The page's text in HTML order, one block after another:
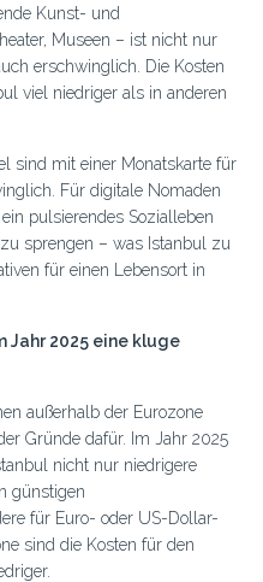
Kunst- und
Museen – ist nicht nur
erschwinglich. Die Kosten
viel niedriger als in anderen
sind mit einer Monatskarte für
Für digitale Nomaden
pulsierendes Sozialleben
sprengen – was Istanbul zu
für einen Lebensort in
Jahr 2025 eine kluge
außerhalb der Eurozone
Gründe dafür. Im Jahr 2025
nicht nur niedrigere
günstigen
für Euro- oder US-Dollar-
sind die Kosten für den